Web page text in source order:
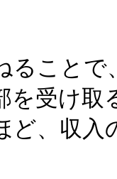
ること
を受け取
ど、収